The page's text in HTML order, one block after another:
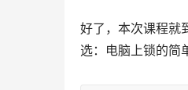
好了，本次课程就
选：电脑上锁的简